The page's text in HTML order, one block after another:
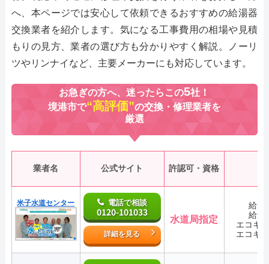
へ、本ページでは安心して依頼できるおすすめの給湯器
交換業者を紹介します。気になる工事費用の相場や見積
もりの見方、業者の選び方も分かりやすく解説。ノーリ
ツやリンナイなど、主要メーカーにも対応しています。
お急ぎの方へ、迷ったらこの5社！
境港市で“高評価”の交換・修理業者を
厳選
業者名 公式サイト 許認可・資格
米子水道センター 電話で相談
0120-101033
詳細を見る
水道局指定
給湯
給湯
エコキ
エコキ